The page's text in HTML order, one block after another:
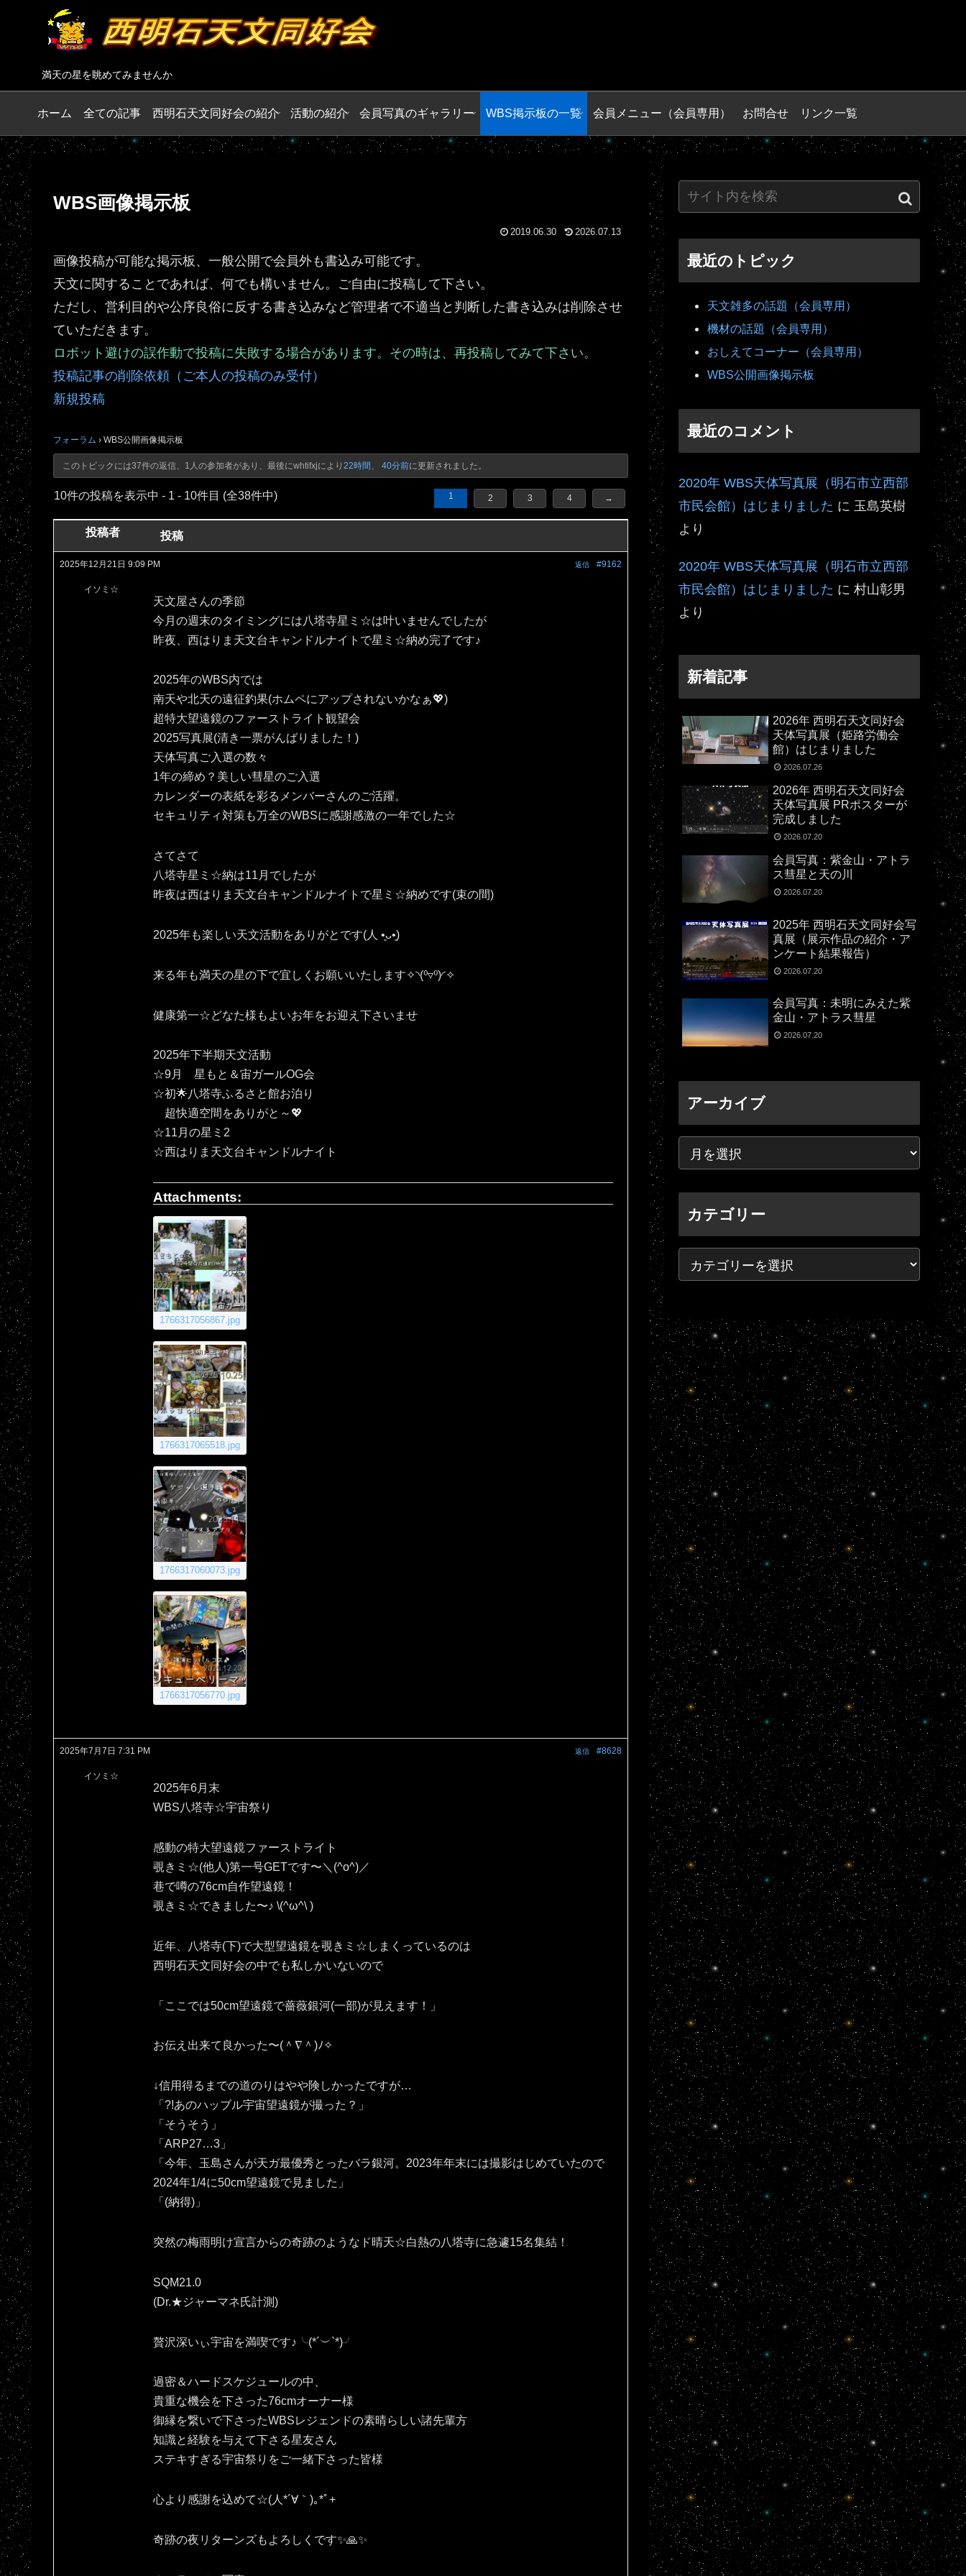
満天の星を眺めてみませんか
ホーム 全ての記事 西明石天文同好会の紹介 活動の紹介 会員写真のギャラリー WBS掲示板の一覧 会員メニュー（会員専用） お問合せ リンク一覧
WBS画像掲示板
2019.06.30 2026.07.13
画像投稿が可能な掲示板、一般公開で会員外も書込み可能です。
天文に関することであれば、何でも構いません。ご自由に投稿して下さい。
ただし、営利目的や公序良俗に反する書き込みなど管理者で不適当と判断した書き込みは削除させ
ていただきます。
ロボット避けの誤作動で投稿に失敗する場合があります。その時は、再投稿してみて下さい。
投稿記事の削除依頼（ご本人の投稿のみ受付）
新規投稿
フォーラム › WBS公開画像掲示板
このトピックには37件の返信、1人の参加者があり、最後にwhtifxjにより 22時間、 40分前に更新されました。
10件の投稿を表示中 - 1 - 10件目 (全38件中) 1 2 3 4 →
投稿者 投稿
2025年12月21日 9:09 PM #9162
返信
イソミ☆
天文屋さんの季節
今月の週末のタイミングには八塔寺星ミ☆は叶いませんでしたが
昨夜、西はりま天文台キャンドルナイトで星ミ☆納め完了です♪
2025年のWBS内では
南天や北天の遠征釣果(ホムペにアップされないかなぁ💖)
超特大望遠鏡のファーストライト観望会
2025写真展(清き一票がんばりました！)
天体写真ご入選の数々
1年の締め？美しい彗星のご入選
カレンダーの表紙を彩るメンバーさんのご活躍。
セキュリティ対策も万全のWBSに感謝感激の一年でした☆
さてさて
八塔寺星ミ☆納は11月でしたが
昨夜は西はりま天文台キャンドルナイトで星ミ☆納めです(束の間)
2025年も楽しい天文活動をありがとです(⁠人⁠ ⁠•͈⁠ᴗ⁠•͈⁠)
来る年も満天の星の下で宜しくお願いいたします✧⁠◝⁠(⁠⁰⁠▿⁠⁰⁠)⁠◜⁠✧
健康第一☆どなた様もよいお年をお迎え下さいませ
2025年下半期天文活動
☆9月 星もと＆宙ガールOG会
☆初🌟八塔寺ふるさと館お泊り
超快適空間をありがと～💖
☆11月の星ミ2
☆西はりま天文台キャンドルナイト
Attachments:
1766317056867.jpg
1766317065518.jpg
1766317060073.jpg
1766317056770.jpg
2025年7月7日 7:31 PM #8628
返信
イソミ☆
2025年6月末
WBS八塔寺☆宇宙祭り
感動の特大望遠鏡ファーストライト
覗きミ☆(他人)第一号GETです〜＼(^o^)／
巷で噂の76cm自作望遠鏡！
覗きミ☆できました〜♪⁠ ⁠\⁠(⁠^⁠ω⁠^⁠\⁠ ⁠)
近年、八塔寺(下)で大型望遠鏡を覗きミ☆しまくっているのは
西明石天文同好会の中でも私しかいないので
「ここでは50cm望遠鏡で薔薇銀河(一部)が見えます！」
お伝え出来て良かった〜(⁠＾⁠∇⁠＾⁠)⁠ﾉ⁠✧⁠
↓信用得るまでの道のりはやや険しかったですが…
「?!あのハッブル宇宙望遠鏡が撮った？」
「そうそう」
「ARP27…3」
「今年、玉島さんが天ガ最優秀とったバラ銀河。2023年年末には撮影はじめていたので
2024年1/4に50cm望遠鏡で見ました」
「(納得)」
突然の梅雨明け宣言からの奇跡のようなド晴天☆白熱の八塔寺に急遽15名集結！
SQM21.0
(Dr.★ジャーマネ氏計測)
贅沢深いぃ宇宙を満喫です♪⁠╰⁠(⁠*⁠´⁠︶⁠`⁠*⁠)⁠╯
過密＆ハードスケジュールの中、
貴重な機会を下さった76cmオーナー様
御縁を繋いで下さったWBSレジェンドの素晴らしい諸先輩方
知識と経験を与えて下さる星友さん
ステキすぎる宇宙祭りをご一緒下さった皆様
心より感謝を込めて☆(⁠人⁠*⁠´⁠∀⁠｀⁠)⁠｡⁠*ﾟ⁠+
奇跡の夜リターンズもよろしくです✨🙏✨️
最近のトピック
天文雑多の話題（会員専用）
機材の話題（会員専用）
おしえてコーナー（会員専用）
WBS公開画像掲示板
最近のコメント
2020年 WBS天体写真展（明石市立西部
市民会館）はじまりました に 玉島英樹
より
2020年 WBS天体写真展（明石市立西部
市民会館）はじまりました に 村山彰男
より
新着記事
2026年 西明石天文同好会
天体写真展（姫路労働会
館）はじまりました
2026.07.26
2026年 西明石天文同好会
天体写真展 PRポスターが
完成しました
2026.07.20
会員写真：紫金山・アトラ
ス彗星と天の川
2026.07.20
2025年 西明石天文同好会写
真展（展示作品の紹介・ア
ンケート結果報告）
2026.07.20
会員写真：未明にみえた紫
金山・アトラス彗星
2026.07.20
アーカイブ
カテゴリー